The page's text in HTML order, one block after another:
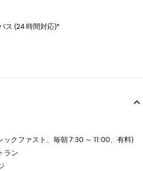
ス (24 時間対応)*
ックファスト、毎朝 7:30 ～ 11:00、有料)
ラン